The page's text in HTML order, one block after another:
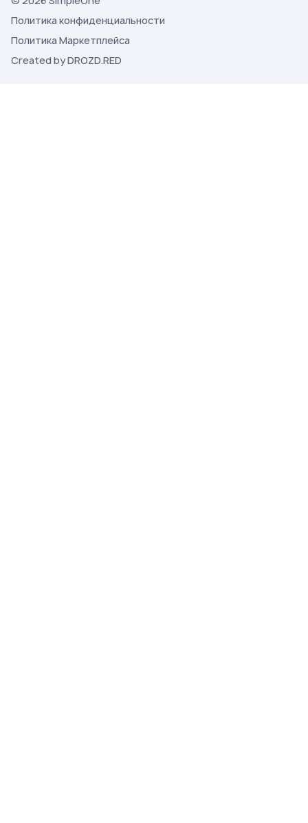
Политика конфиденциальности
Политика Маркетплейса
Created by DROZD.RED